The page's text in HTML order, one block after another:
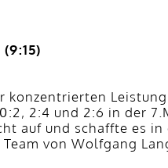
2:4 und 2:6 in der
auf und schaffte es
von Wolfgang